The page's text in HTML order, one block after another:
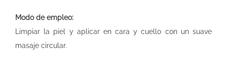
Modo de empleo:
Limpiar la piel y aplicar en cara y cuello con un suave
masaje circular.